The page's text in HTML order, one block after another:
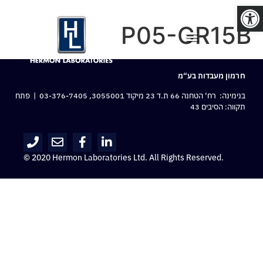
פתח סרגל נגישות
P05-GR15B
חרמון מעבדות בע“מ
בנימינה: רח‘ הטחנה 66 ת.ד 23 מיקוד 3055001,
03-376-7405 | פתח
תקווה: הסיבים 43
© 2020 Hermon Laboratories Ltd. All Rights Reserved.